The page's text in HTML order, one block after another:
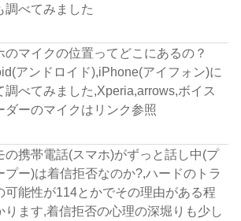
調べてみました
のマイクの位置ってどこにあるの？
アンドロイド),iPhone(アイフォン)に
調べてみました,Xperia,arrows,ボイス
ダーのマイクはリンク参照
の携帯電話(スマホ)がずっと話し中(プ
プー)は着信拒否なのか?,ハードのトラ
可能性が114とかでその理由がある程
ります,着信拒否の心理の深堀りも少し